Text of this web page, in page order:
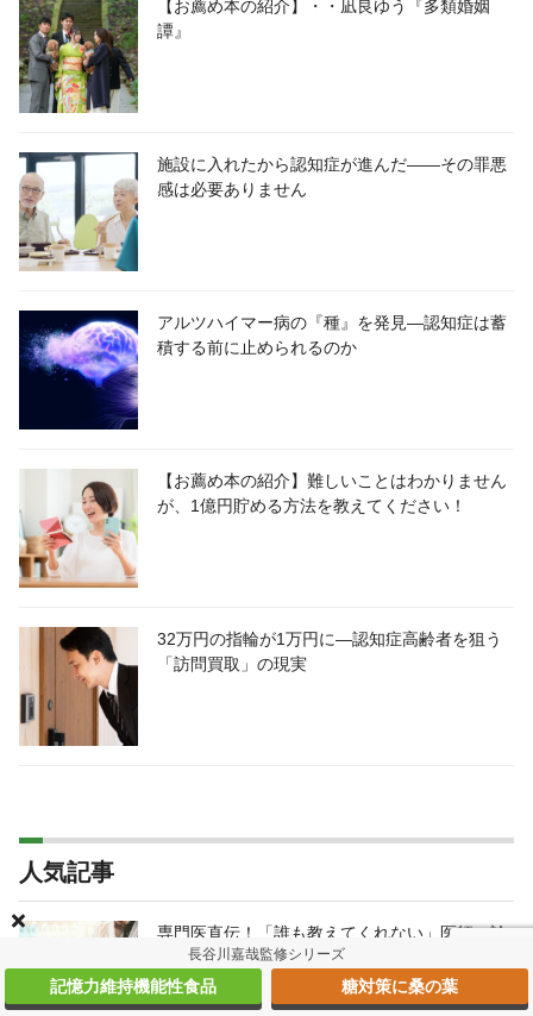
【お薦め本の紹介】・・凪良ゆう『多類婚姻
譚』
施設に入れたから認知症が進んだ――その罪悪
感は必要ありません
アルツハイマー病の『種』を発見―認知症は蓄
積する前に止められるのか
【お薦め本の紹介】難しいことはわかりません
が、1億円貯める方法を教えてください！
32万円の指輪が1万円に―認知症高齢者を狙う
「訪問買取」の現実
人気記事
専門医直伝！「誰も教えてくれない」医師の診
断書書き方＆書かせ方
長谷川嘉哉監修シリーズ
記憶力維持機能性食品 糖対策に桑の葉